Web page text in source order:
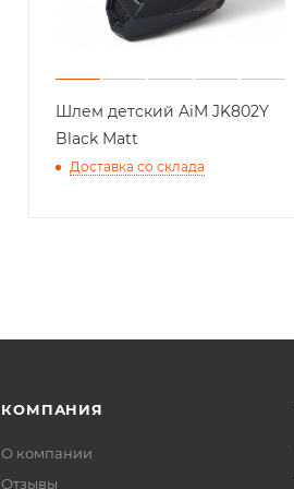
Шлем детский AiM JK802Y
Black Matt
Доставка со склада
КОМПАНИЯ
О компании
Отзывы